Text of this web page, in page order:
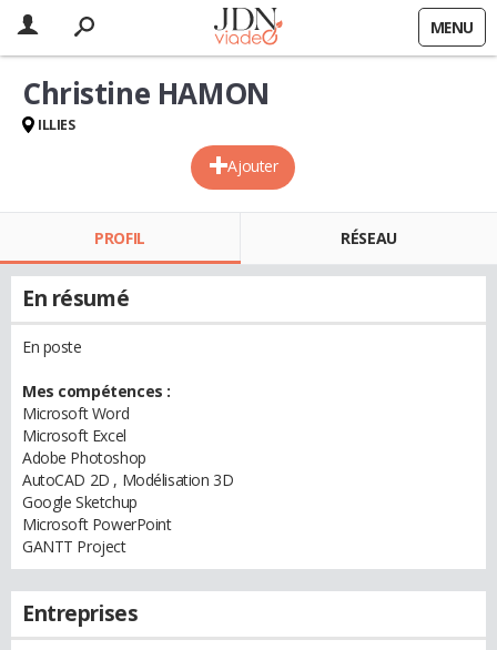
MENU
Ajouter
Christine HAMON
ILLIES
PROFIL RÉSEAU
En résumé
En poste
Mes compétences :
Microsoft Word
Microsoft Excel
Adobe Photoshop
AutoCAD 2D , Modélisation 3D
Google Sketchup
Microsoft PowerPoint
GANTT Project
Entreprises